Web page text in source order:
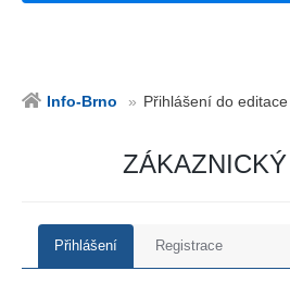
Info-Brno Přihlášení do
Přihlášení Registrace